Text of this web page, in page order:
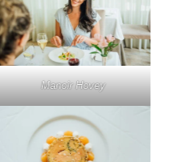
Manoir Hovey